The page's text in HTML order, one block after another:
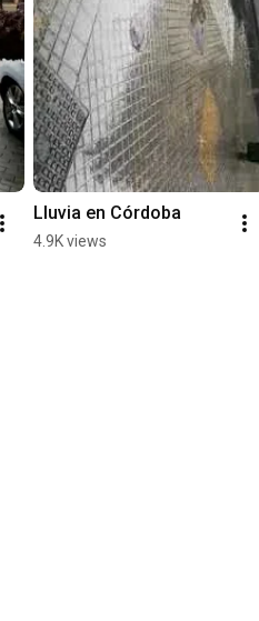
Lluvia en Córdoba
4.9K views